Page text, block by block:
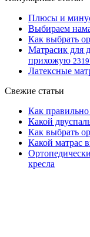
Плюсы и
Выбираем
Как выбрать
Матрасик для
прихожую
Латексные
Свежие статьи
Как правильно
Какой
Как выбрать
Какой матрас
кресла